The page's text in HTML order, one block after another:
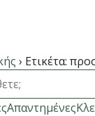
› Ετικέτα:
Απαντημένες